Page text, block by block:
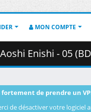
MON COMPTE
- 05 (BD 1080p
fortement de prendre un
de désactiver votre logiciel